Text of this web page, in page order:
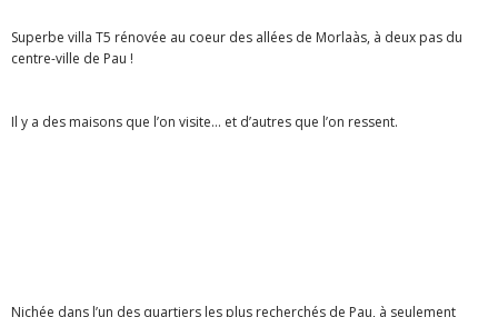
Superbe villa T5 rénovée au coeur des allées de Morlaàs, à deux pas du
centre-ville de Pau !
Il y a des maisons que l’on visite… et d’autres que l’on ressent.
Nichée dans l’un des quartiers les plus recherchés de Pau, à seulement